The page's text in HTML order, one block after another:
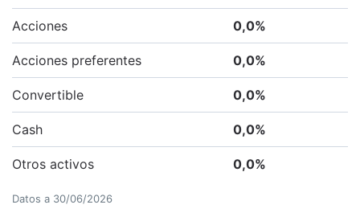
Acciones 0,0%
Acciones preferentes 0,0%
Convertible 0,0%
Cash 0,0%
Otros activos 0,0%
Datos a 30/06/2026